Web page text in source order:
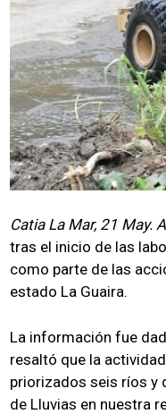
Catia La Mar, 21 May.
tras el inicio de las
como parte de las
estado La Guaira.
La información fue
resaltó que la
priorizados seis ríos y
de Lluvias en nuestra